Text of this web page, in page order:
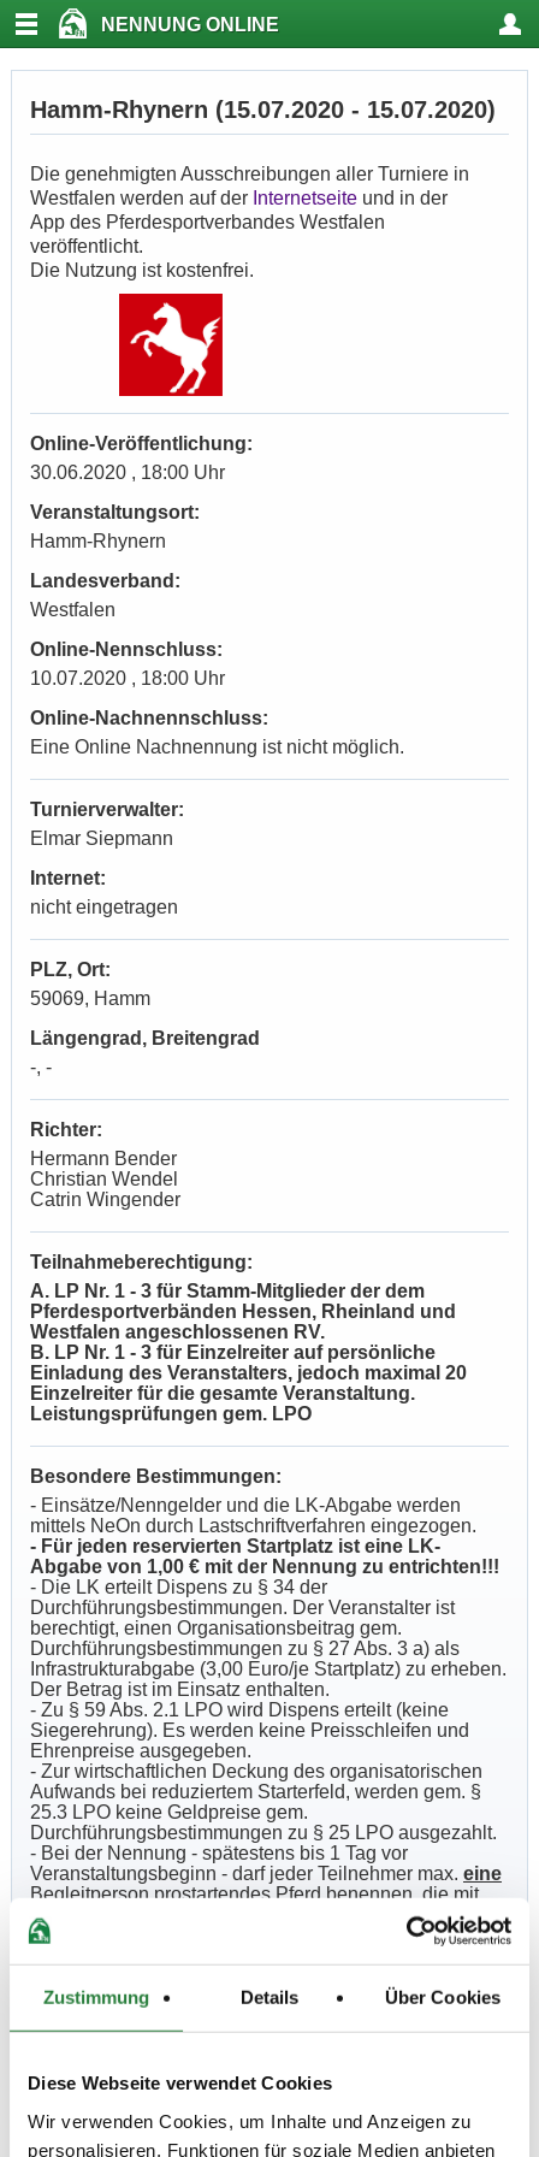
Zustimmung Details Über Cookies
Diese Webseite verwendet Cookies
Wir verwenden Cookies, um Inhalte und Anzeigen zu
personalisieren, Funktionen für soziale Medien anbieten
NENNUNG ONLINE
Hamm-Rhynern (15.07.2020 - 15.07.2020)
Die genehmigten Ausschreibungen aller Turniere in
Westfalen werden auf der Internetseite und in der
App des Pferdesportverbandes Westfalen
veröffentlicht.
Die Nutzung ist kostenfrei.
Online-Veröffentlichung:
30.06.2020 , 18:00 Uhr
Veranstaltungsort:
Hamm-Rhynern
Landesverband:
Westfalen
Online-Nennschluss:
10.07.2020 , 18:00 Uhr
Online-Nachnennschluss:
Eine Online Nachnennung ist nicht möglich.
Turnierverwalter:
Elmar Siepmann
Internet:
nicht eingetragen
PLZ, Ort:
59069, Hamm
Längengrad, Breitengrad
-, -
Richter:
Hermann Bender
Christian Wendel
Catrin Wingender
Teilnahmeberechtigung:
A. LP Nr. 1 - 3 für Stamm-Mitglieder der dem
Pferdesportverbänden Hessen, Rheinland und
Westfalen angeschlossenen RV.
B. LP Nr. 1 - 3 für Einzelreiter auf persönliche
Einladung des Veranstalters, jedoch maximal 20
Einzelreiter für die gesamte Veranstaltung.
Leistungsprüfungen gem. LPO
Besondere Bestimmungen:
- Einsätze/Nenngelder und die LK-Abgabe werden
mittels NeOn durch Lastschriftverfahren eingezogen.
- Für jeden reservierten Startplatz ist eine LK-
Abgabe von 1,00 € mit der Nennung zu entrichten!!!
- Die LK erteilt Dispens zu § 34 der
Durchführungsbestimmungen. Der Veranstalter ist
berechtigt, einen Organisationsbeitrag gem.
Durchführungsbestimmungen zu § 27 Abs. 3 a) als
Infrastrukturabgabe (3,00 Euro/je Startplatz) zu erheben.
Der Betrag ist im Einsatz enthalten.
- Zu § 59 Abs. 2.1 LPO wird Dispens erteilt (keine
Siegerehrung). Es werden keine Preisschleifen und
Ehrenpreise ausgegeben.
- Zur wirtschaftlichen Deckung des organisatorischen
Aufwands bei reduziertem Starterfeld, werden gem. §
25.3 LPO keine Geldpreise gem.
Durchführungsbestimmungen zu § 25 LPO ausgezahlt.
- Bei der Nennung - spätestens bis 1 Tag vor
Veranstaltungsbeginn - darf jeder Teilnehmer max. eine
Begleitperson prostartendes Pferd benennen, die mit
Kontaktdaten entsprechend vom Veranstalter mittels in
NeOn veröffentlichten Anwesenheitsnachweis erfasst
Veranstaltungsgelände.
der Genehmigung/Zustimmung der zuständigen
- Richter: Hermann Bender, Christian Wendel und Catrin
- Bei dieser Veranstaltung steht ein HufschmiedNICHT
zur Verfügung.